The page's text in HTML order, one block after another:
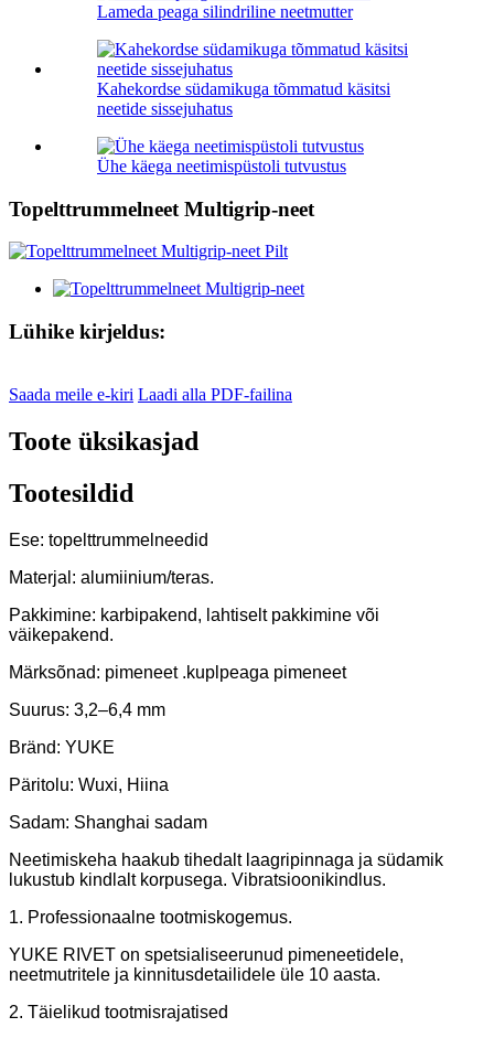
Lameda peaga silindriline neetmutter
Kahekordse südamikuga tõmmatud käsitsi
neetide sissejuhatus
Ühe käega neetimispüstoli tutvustus
Topelttrummelneet Multigrip-neet
Lühike kirjeldus:
Saada meile e-kiri Laadi alla PDF-failina
Toote üksikasjad
Tootesildid
Ese: topelttrummelneedid
Materjal: alumiinium/teras.
Pakkimine: karbipakend, lahtiselt pakkimine või
väikepakend.
Märksõnad: pimeneet .kuplpeaga pimeneet
Suurus: 3,2–6,4 mm
Bränd: YUKE
Päritolu: Wuxi, Hiina
Sadam: Shanghai sadam
Neetimiskeha haakub tihedalt laagripinnaga ja südamik
lukustub kindlalt korpusega. Vibratsioonikindlus.
1. Professionaalne tootmiskogemus.
YUKE RIVET on spetsialiseerunud pimeneetidele,
neetmutritele ja kinnitusdetailidele üle 10 aasta.
2. Täielikud tootmisrajatised